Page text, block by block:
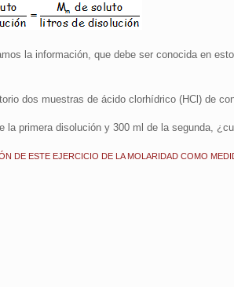
la información, que debe ser conocida en
dos muestras de ácido clorhídrico (HCl) de
la primera disolución y 300 ml de la segunda,
DE ESTE EJERCICIO DE LA MOLARIDAD COMO